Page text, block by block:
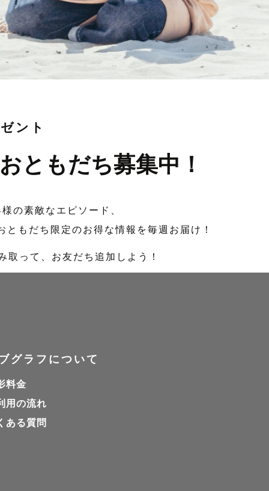
ント
おともだち募集中！
の素敵なエピソード、
もだち限定のお得な情報を毎週お届け！
取って、お友だち追加しよう！
グラフについて
料金
用の流れ
ある質問